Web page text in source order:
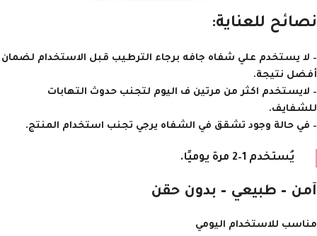
نصائح للعناية:
– لا يستخدم علي شفاه جافه برجاء الترطيب قبل الاستخدام لضمان
أفضل نتيجة.
– لايستخدم اكثر من مرتين ف اليوم لتجنب حدوث التهابات
للشفايف.
– في حالة وجود تشقق في الشفاه يرجي تجنب استخدام المنتج.
يُستخدم 1–2 مرة يوميًا.
آمن – طبيعي – بدون حقن
مناسب للاستخدام اليومي